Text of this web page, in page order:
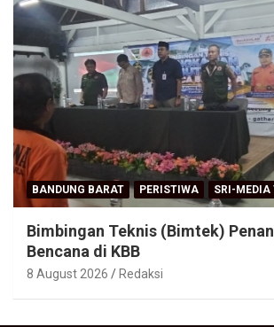
BANDUNG BARAT PERISTIWA SRI-MEDIA
Bimbingan Teknis (Bimtek)
Bencana di KBB
8 August 2026 Redaksi